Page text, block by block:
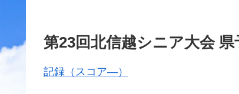
第23回北信越シニア大会 県
記録（スコア―）